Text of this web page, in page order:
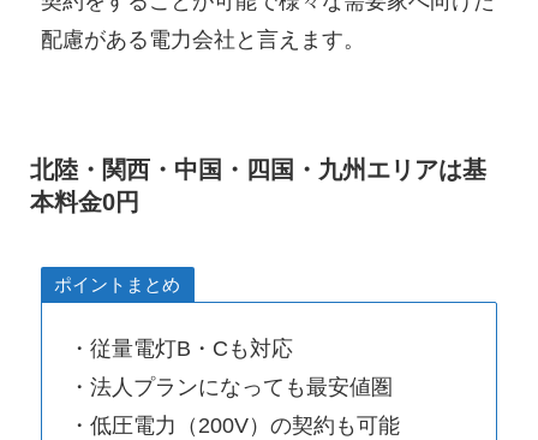
配慮がある電力会社と言えます。
北陸・関西・中国・四国・九州エリアは基
本料金0円
ポイントまとめ
・従量電灯B・Cも対応
・法人プランになっても最安値圏
・低圧電力（200V）の契約も可能